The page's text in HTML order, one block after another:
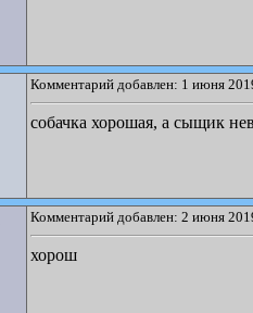
Комментарий добавлен: 1 июня
собачка хорошая, а сыщик
Комментарий добавлен: 2 июня
хорош